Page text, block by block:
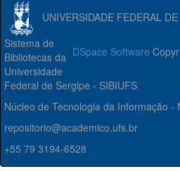
UNIVERSIDADE FEDERAL
DSpace Software
Sistema de
Bibliotecas da
Universidade
Federal de Sergipe - SIBIUFS
Núcleo de Tecnologia da Informação -
repositorio@academico.ufs.br
+55 79 3194-6528